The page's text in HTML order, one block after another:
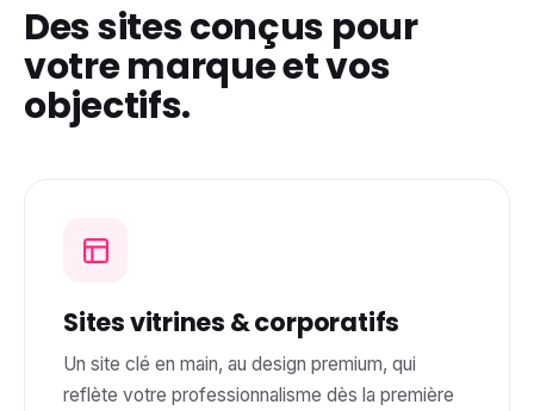
Des sites conçus pour
votre marque et vos
objectifs.
Sites vitrines & corporatifs
Un site clé en main, au design premium, qui
reflète votre professionnalisme dès la première